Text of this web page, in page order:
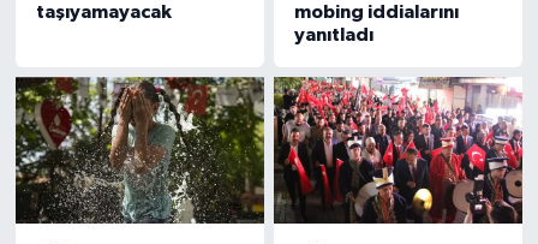
taşıyamayacak
mobing iddialarını
yanıtladı